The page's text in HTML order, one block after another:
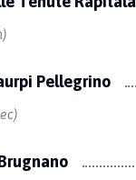
Pellegrino